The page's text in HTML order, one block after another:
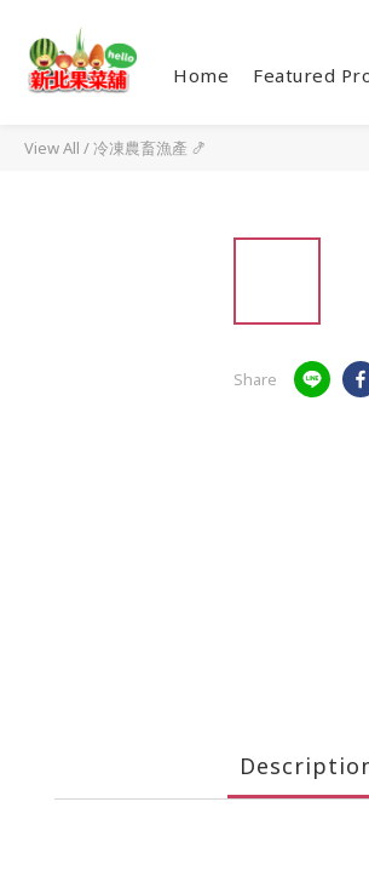
Home Featured
View All /冷凍農畜漁產 🍤
Share